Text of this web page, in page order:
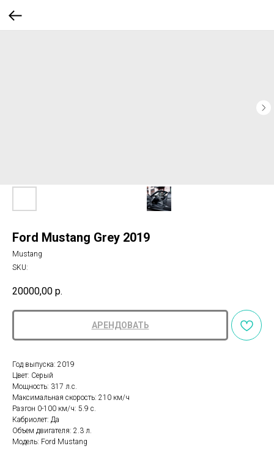
Ford Mustang Grey 2019
Mustang
SKU:
20000,00 р.
АРЕНДОВАТЬ
Год выпуска: 2019
Цвет: Серый
Мощность: 317 л.с.
Максимальная скорость: 210 км/ч
Разгон 0-100 км/ч: 5.9 с.
Кабриолет: Да
Объем двигателя: 2.3 л.
Модель: Ford Mustang